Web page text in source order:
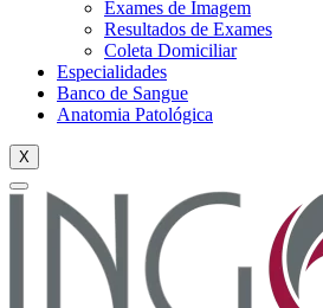
Exames de Imagem
Resultados de Exames
Coleta Domiciliar
Especialidades
Banco de Sangue
Anatomia Patológica
X